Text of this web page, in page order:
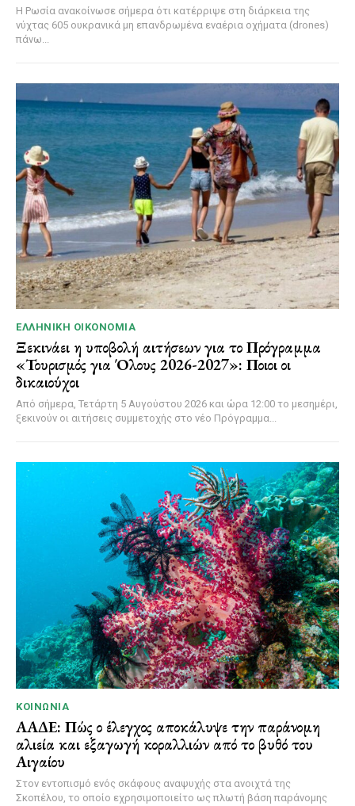
Η Ρωσία ανακοίνωσε σήμερα ότι κατέρριψε στη διάρκεια της
νύχτας 605 ουκρανικά μη επανδρωμένα εναέρια οχήματα (drones)
πάνω...
ΕΛΛΗΝΙΚΉ ΟΙΚΟΝΟΜΊΑ
Ξεκινάει η υποβολή αιτήσεων για το Πρόγραμμα
«Τουρισμός για Όλους 2026-2027»: Ποιοι οι
δικαιούχοι
Από σήμερα, Τετάρτη 5 Αυγούστου 2026 και ώρα 12:00 το μεσημέρι,
ξεκινούν οι αιτήσεις συμμετοχής στο νέο Πρόγραμμα...
ΚΟΙΝΩΝΊΑ
ΑΑΔΕ: Πώς ο έλεγχος αποκάλυψε την παράνομη
αλιεία και εξαγωγή κοραλλιών από το βυθό του
Αιγαίου
Στον εντοπισμό ενός σκάφους αναψυχής στα ανοιχτά της
Σκοπέλου, το οποίο εχρησιμοποιείτο ως πλωτή βάση παράνομης